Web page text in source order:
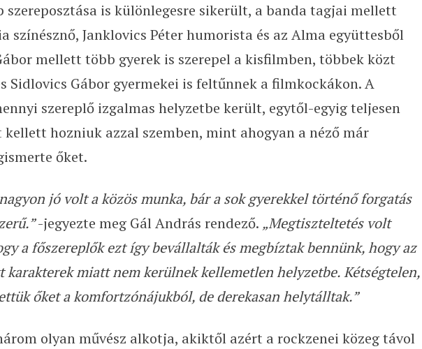
szereposztása is különlegesre sikerült, a banda tagjai mellett
színésznő, Janklovics Péter humorista és az Alma együttesből
mellett több gyerek is szerepel a kisfilmben, többek közt
Sidlovics Gábor gyermekei is feltűnnek a filmkockákon. A
szereplő izgalmas helyzetbe került, egytől-egyig teljesen
hozniuk azzal szemben, mint ahogyan a néző már
őket.
jó volt a közös munka, bár a sok gyerekkel történő forgatás
-jegyezte meg Gál András rendező. „Megtiszteltetés volt
a főszereplők ezt így bevállalták és megbíztak bennünk, hogy az
karakterek miatt nem kerülnek kellemetlen helyzetbe. Kétségtelen,
őket a komfortzónájukból, de derekasan helytálltak.”
olyan művész alkotja, akiktől azért a rockzenei közeg távol